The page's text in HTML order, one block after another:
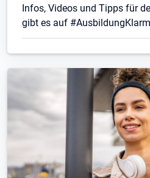
Infos, Videos und Tipps für
gibt es auf